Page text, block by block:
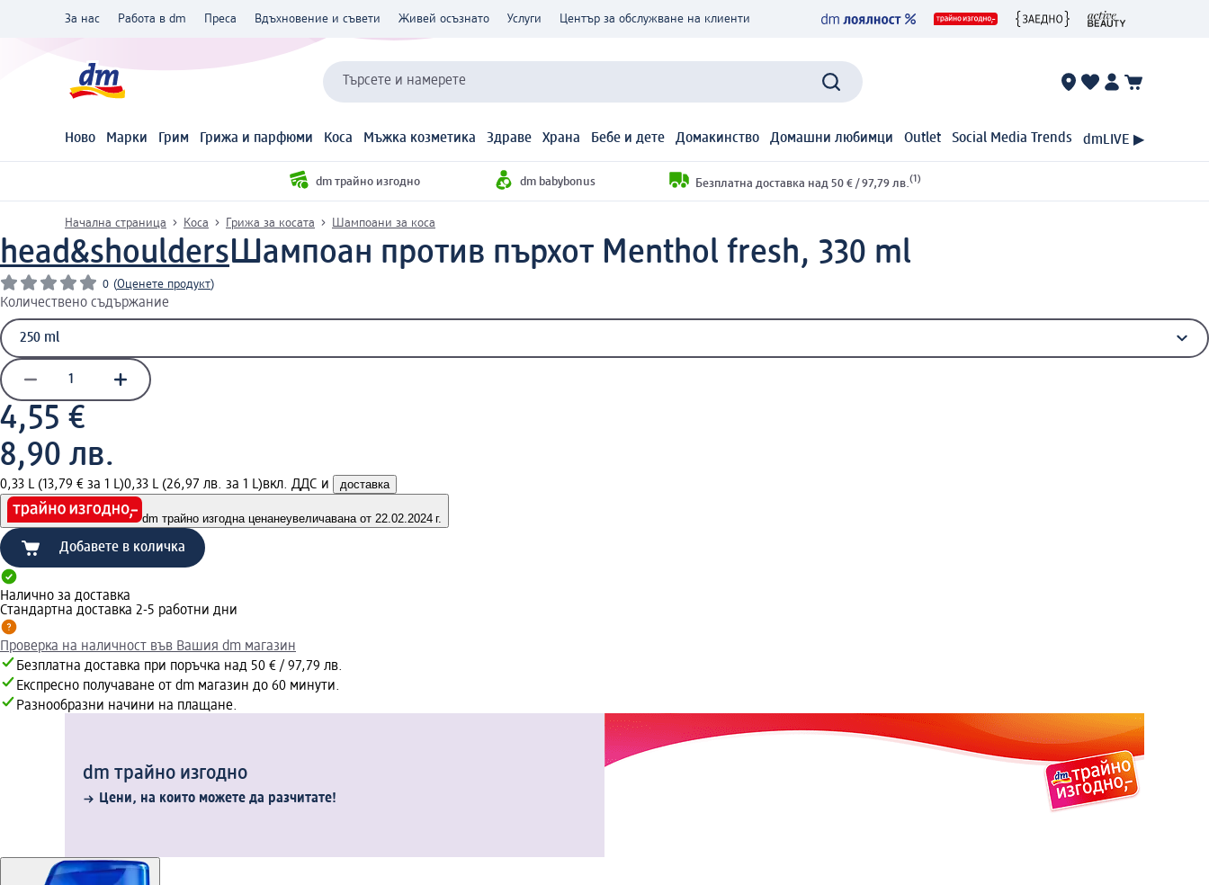
За нас Работа в dm Преса Вдъхновение и съвети Живей осъзнато Услуги Център за обслужване на клиенти
Търсете и намерете
Ново Марки Грим Грижа и парфюми Коса Мъжка козметика Здраве Храна Бебе и дете Домакинство Домашни любимци Outlet Social Media Trends dmLIVE ▶
dm трайно изгодно dm babybonus Безплатна доставка над 50 € / 97,79 лв. (1)
Начална страница Коса Грижа за косата Шампоани за коса
head&shouldersШампоан против пърхот Menthol fresh, 330 ml
0 (Оценете продукт)
Количествено съдържание
4,55 €
8,90 лв.
0,33 L (13,79 € за 1 L)0,33 L (26,97 лв. за 1 L)вкл. ДДС и доставка
dm трайно изгодна ценанеувеличавана от 22.02.2024 г.
Добавете в количка
Налично за доставка
Стандартна доставка 2-5 работни дни
Проверка на наличност във Вашия dm магазин
Безплатна доставка при поръчка над 50 € / 97,79 лв.
Експресно получаване от dm магазин до 60 минути.
Разнообразни начини на плащане.
dm трайно изгодно
Цени, на които можете да разчитате!